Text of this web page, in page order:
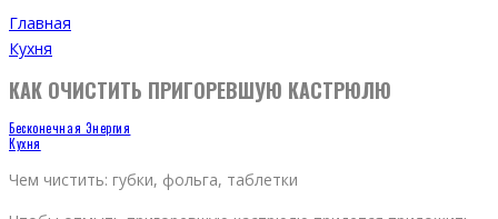
Главная
Кухня
КАК ОЧИСТИТЬ ПРИГОРЕВШУЮ КАСТРЮЛЮ
Бесконечная Энергия
Кухня
Чем чистить: губки, фольга, таблетки